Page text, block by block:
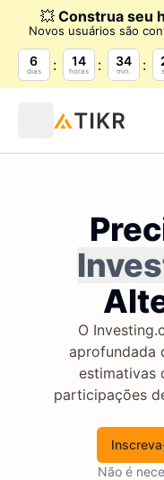
💥 Construa seu
Novos usuários são
6
dias
14
horas
34
min.
O
aprofundada
estimativas
participações
Não é